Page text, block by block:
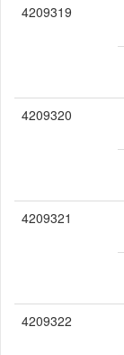
4209319
4209320
4209321
4209322